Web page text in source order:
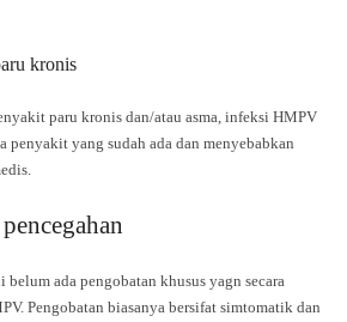
kronis
paru kronis dan/atau asma, infeksi HMPV
penyakit yang sudah ada dan menyebabkan
belum ada pengobatan khusus yagn secara
Pengobatan biasanya bersifat simtomatik dan